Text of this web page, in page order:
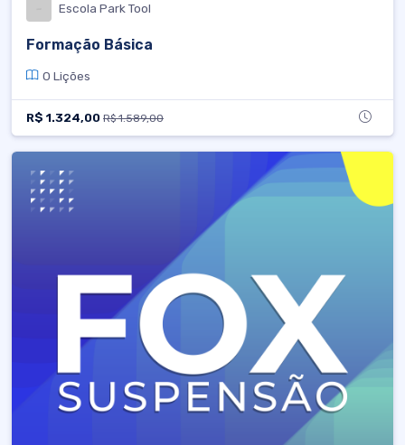
Escola Park Tool
Formação Básica
0 Lições
R$ 1.324,00 R$ 1.589,00